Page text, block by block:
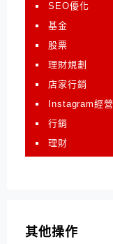
SEO優化
基金
股票
理財規劃
店家行銷
Instagram經營
行銷
理財
其他操作